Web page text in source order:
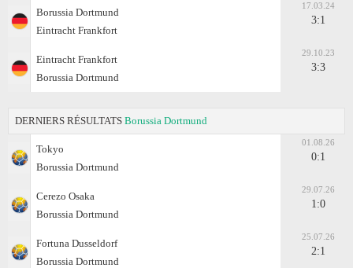
Borussia Dortmund
Eintracht Frankfоrt
17.03.24
3:1
Eintracht Frankfоrt
Borussia Dortmund
29.10.23
3:3
DERNIERS RÉSULTATS Borussia Dortmund
Tokyo
Borussia Dortmund
01.08.26
0:1
Cerezo Osaka
Borussia Dortmund
29.07.26
1:0
Fortuna Dusseldorf
Borussia Dortmund
25.07.26
2:1